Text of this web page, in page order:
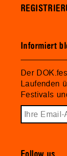
Informiert
Der
Laufenden
Festivals
Follow us